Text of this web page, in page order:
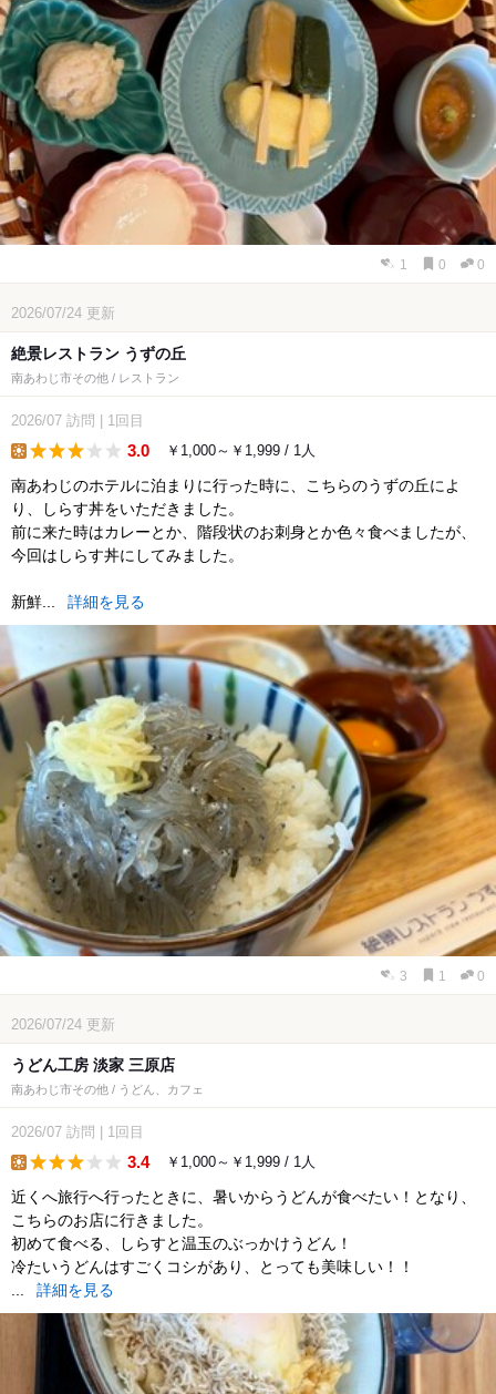
1 0 0
2026/07/24 更新
絶景レストラン うずの丘
南あわじ市その他 / レストラン
2026/07 訪問 1回目
3.0 ￥1,000～￥1,999 / 1人
南あわじのホテルに泊まりに行った時に、こちらのうずの丘によ
り、しらす丼をいただきました。
前に来た時はカレーとか、階段状のお刺身とか色々食べましたが、
今回はしらす丼にしてみました。
新鮮... 詳細を見る
3 1 0
2026/07/24 更新
うどん工房 淡家 三原店
南あわじ市その他 / うどん、カフェ
2026/07 訪問 1回目
3.4 ￥1,000～￥1,999 / 1人
近くへ旅行へ行ったときに、暑いからうどんが食べたい！となり、
こちらのお店に行きました。
初めて食べる、しらすと温玉のぶっかけうどん！
冷たいうどんはすごくコシがあり、とっても美味しい！！
詳細を見る